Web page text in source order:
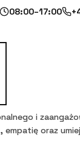
08:00–17:00
i
oraz